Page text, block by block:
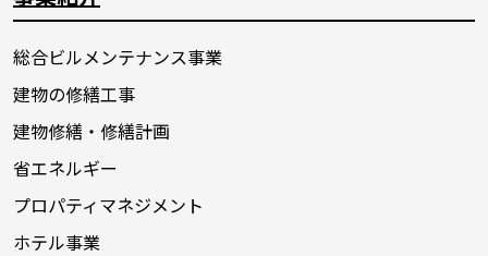
総合ビルメンテナンス事業
建物の修繕工事
建物修繕・修繕計画
省エネルギー
プロパティマネジメント
ホテル事業